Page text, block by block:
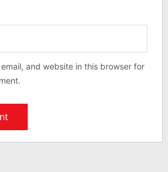
and website in this browser for